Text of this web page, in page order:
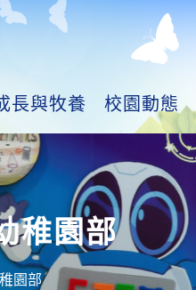
長與牧養 校園動態
稚園部
園部